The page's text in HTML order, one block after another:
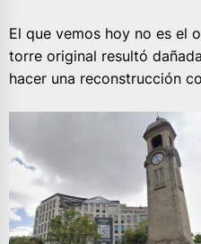
El que vemos hoy no es el
torre original resultó
hacer una reconstrucción